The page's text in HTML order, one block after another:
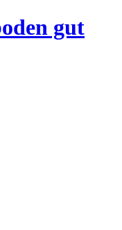
gut